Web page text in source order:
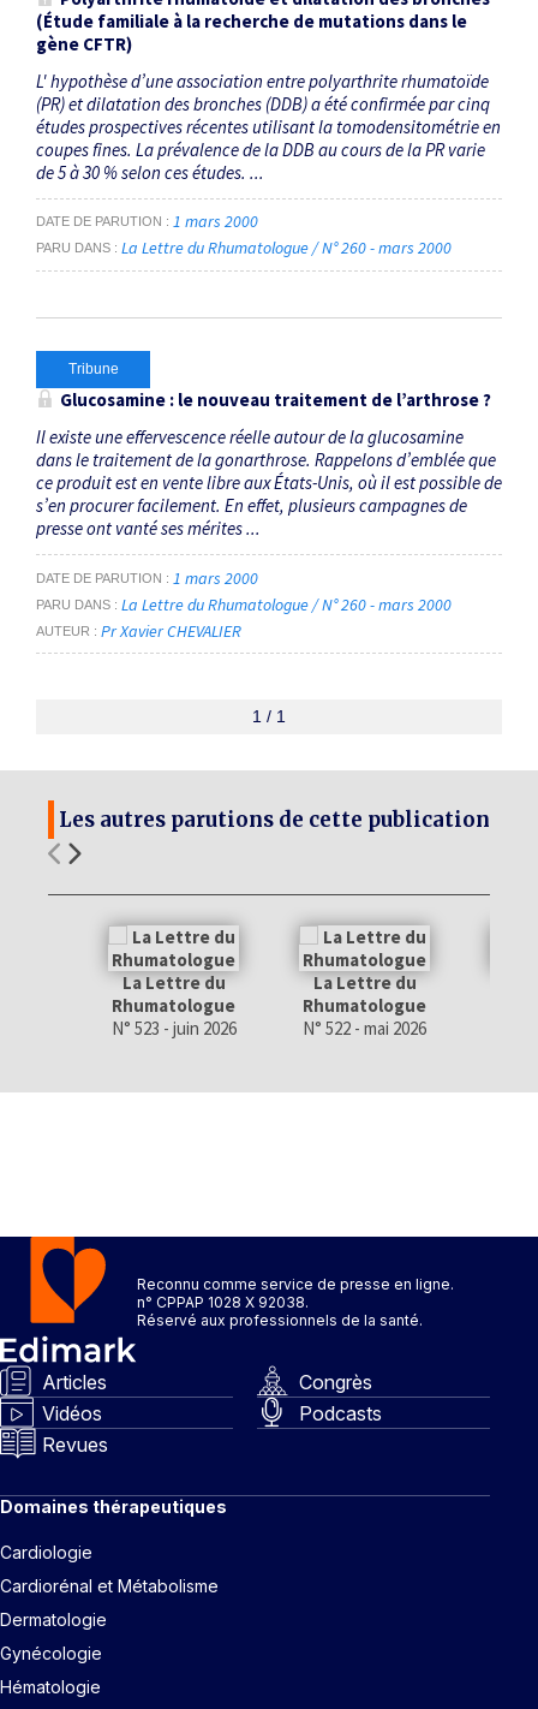
(Étude familiale à la recherche de mutations dans le
gène CFTR)
L' hypothèse d’une association entre polyarthrite rhumatoïde
(PR) et dilatation des bronches (DDB) a été confirmée par cinq
études prospectives récentes utilisant la tomodensitométrie en
coupes fines. La prévalence de la DDB au cours de la PR varie
de 5 à 30 % selon ces études. ...
DATE DE PARUTION 1 mars 2000
PARU DANS La Lettre du Rhumatologue / N° 260 - mars 2000
Tribune
Glucosamine : le nouveau traitement de l’arthrose ?
Il existe une effervescence réelle autour de la glucosamine
dans le traitement de la gonarthrose. Rappelons d’emblée que
ce produit est en vente libre aux États-Unis, où il est possible de
s’en procurer facilement. En effet, plusieurs campagnes de
presse ont vanté ses mérites ...
DATE DE PARUTION 1 mars 2000
PARU DANS La Lettre du Rhumatologue / N° 260 - mars 2000
AUTEUR Pr Xavier CHEVALIER
1 / 1
Les autres parutions de cette publication
La Lettre du
Rhumatologue
N° 523 - juin 2026
La Lettre du
Rhumatologue
N° 522 - mai 2026
Reconnu comme service de presse en ligne.
n° CPPAP 1028 X 92038.
Réservé aux professionnels de la santé.
Articles
Congrès
Vidéos
Podcasts
Revues
Domaines thérapeutiques
Cardiologie
Cardiorénal et Métabolisme
Dermatologie
Gynécologie
Hématologie